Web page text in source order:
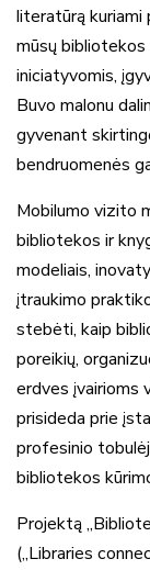
literatūrą kuriami
mūsų bibliotekos
iniciatyvomis,
Buvo malonu
gyvenant
bendruomenės
Mobilumo vizito
bibliotekos ir
modeliais,
įtraukimo
stebėti, kaip
poreikių,
erdves įvairioms
prisideda prie
profesinio
bibliotekos
Projektą
(„Libraries